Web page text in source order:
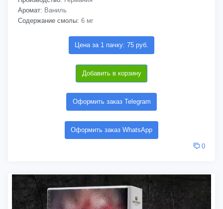
Аромат: Ваниль
Содержание смолы: 6 мг
Цена за 1 пачку: 75 руб.
Добавить в корзину
Оформить заказ Telegram
Оформить заказ WhatsApp
0